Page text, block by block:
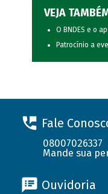
VEJA
O BNDES e o
Patrocínio a
Fale
08007026337
Mande sua
Ouvidoria